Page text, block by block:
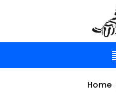
Home